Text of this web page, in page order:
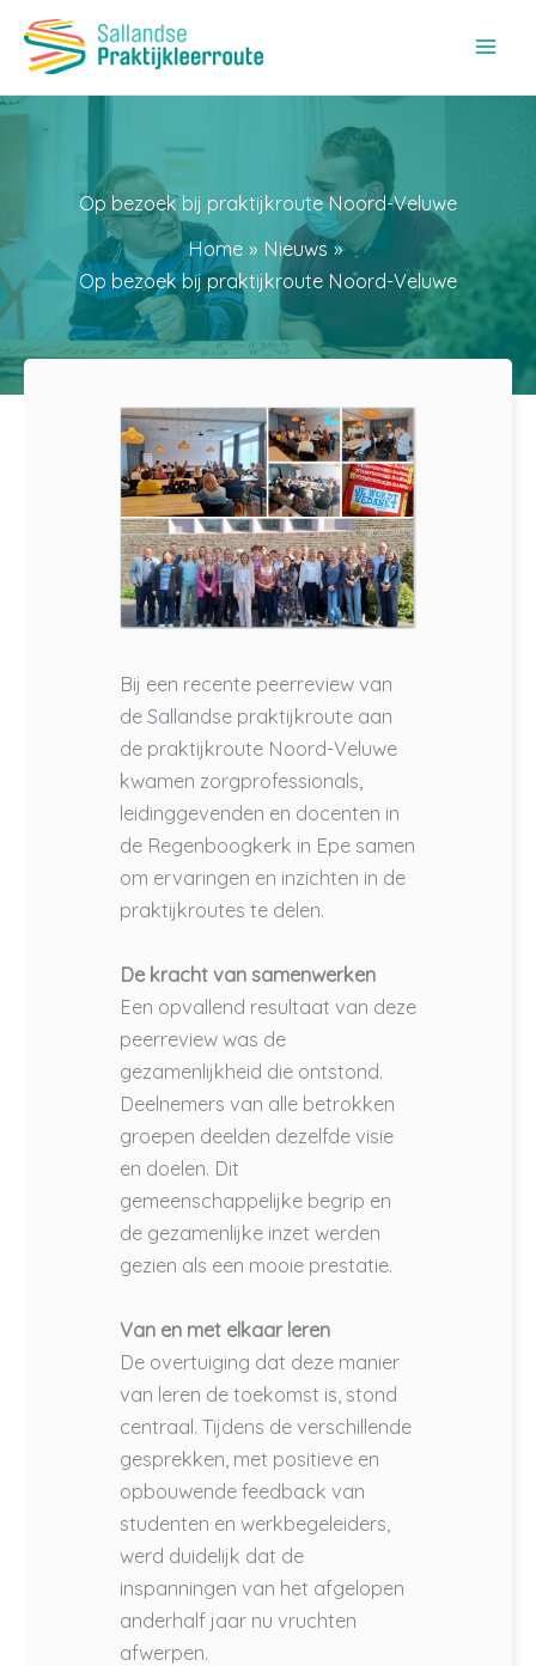
naar
inhoud
Op bezoek bij praktijkroute Noord-Veluwe
Home
Nieuws
Op bezoek bij praktijkroute Noord-Veluwe
Bij een recente peerreview van
de Sallandse praktijkroute aan
de praktijkroute Noord-Veluwe
kwamen zorgprofessionals,
leidinggevenden en docenten in
de Regenboogkerk in Epe samen
om ervaringen en inzichten in de
praktijkroutes te delen.
De kracht van samenwerken
Een opvallend resultaat van deze
peerreview was de
gezamenlijkheid die ontstond.
Deelnemers van alle betrokken
groepen deelden dezelfde visie
en doelen. Dit
gemeenschappelijke begrip en
de gezamenlijke inzet werden
gezien als een mooie prestatie.
Van en met elkaar leren
De overtuiging dat deze manier
van leren de toekomst is, stond
centraal. Tijdens de verschillende
gesprekken, met positieve en
opbouwende feedback van
studenten en werkbegeleiders,
werd duidelijk dat de
inspanningen van het afgelopen
anderhalf jaar nu vruchten
afwerpen.